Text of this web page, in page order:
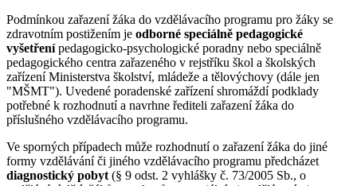
Podmínkou zařazení žáka do vzdělávacího programu pro žáky se
zdravotním postižením je odborné speciálně pedagogické
vyšetřenípedagogicko-psychologické poradny nebo speciálně
pedagogického centra zařazeného v rejstříku škol a školských
zařízení Ministerstva školství, mládeže a tělovýchovy (dále jen
"MŠMT"). Uvedené poradenské zařízení shromáždí podklady
potřebné k rozhodnutí a navrhne řediteli zařazení žáka do
příslušného vzdělávacího programu.
Ve sporných případech může rozhodnutí o zařazení žáka do jiné
formy vzdělávání či jiného vzdělávacího programu předcházet
diagnostický pobyt (§ 9 odst. 2 vyhlášky č. 73/2005 Sb., o